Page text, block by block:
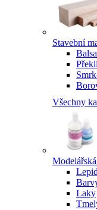
Stavební
Balsa
Všechny
Laky